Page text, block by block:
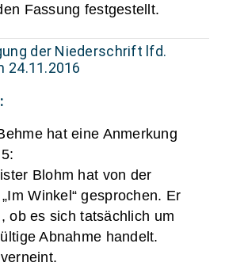
Fassung festgestellt.
der Niederschrift lfd.
24.11.2016
hat eine Anmerkung
Blohm hat von der
Winkel“ gesprochen. Er
ob es sich tatsächlich um
Abnahme handelt.